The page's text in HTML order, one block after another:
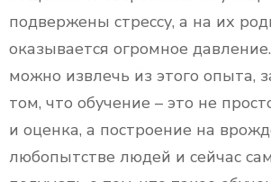
подвержены стрессу, а на их
оказывается огромное
можно извлечь из этого опыта,
том, что обучение – это не
и оценка, а построение на
любопытстве людей и сейчас